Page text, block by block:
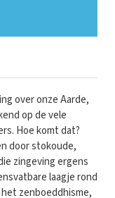
over onze Aarde,
op de vele
Hoe komt dat?
door stokoude,
zingeving ergens
laagje rond
zenboeddhisme,